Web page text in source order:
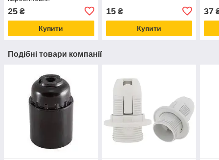
25 ₴
Купити
15₴
Купити
37
Подібні товари компанії